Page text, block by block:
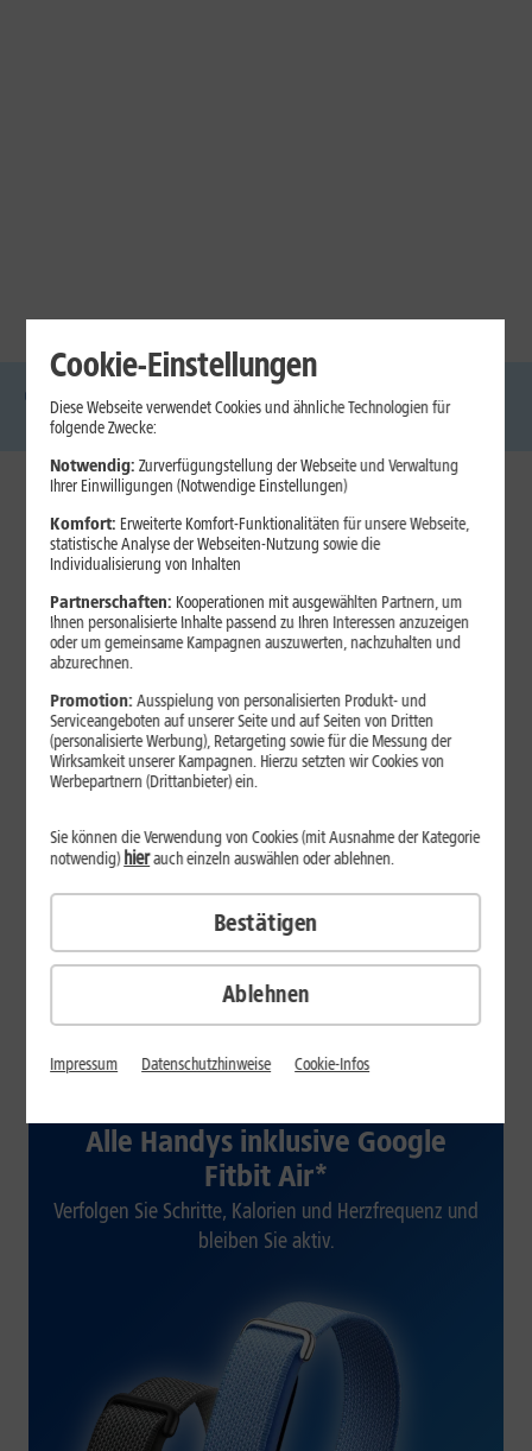
Glasfaser Internet Handys
Mobilfunk-
Laptops
1&1 Internet
Jetzt unterbrechungsfrei ins sehr gute Netz wechseln.
Ohne doppelte Kosten.*
ab 29,99
€/Monat*
Verfügbarkeit prüfen
Alle Handys inklusive Google
Fitbit Air*
Verfolgen Sie Schritte, Kalorien und Herzfrequenz und
bleiben Sie aktiv.
Cookie-Einstellungen
Diese Webseite verwendet Cookies und ähnliche Technologien für
folgende Zwecke:
Notwendig: Zurverfügungstellung der Webseite und Verwaltung
Ihrer Einwilligungen (Notwendige Einstellungen)
Komfort: Erweiterte Komfort-Funktionalitäten für unsere Webseite,
statistische Analyse der Webseiten-Nutzung sowie die
Individualisierung von Inhalten
Partnerschaften: Kooperationen mit ausgewählten Partnern, um
Ihnen personalisierte Inhalte passend zu Ihren Interessen anzuzeigen
oder um gemeinsame Kampagnen auszuwerten, nachzuhalten und
abzurechnen.
Promotion:Ausspielung von personalisierten Produkt- und
Serviceangeboten auf unserer Seite und auf Seiten von Dritten
(personalisierte Werbung), Retargeting sowie für die Messung der
Wirksamkeit unserer Kampagnen. Hierzu setzten wir Cookies von
Werbepartnern (Drittanbieter) ein.
Ablehnen
Sie können die Verwendung von Cookies (mit Ausnahme der Kategorie
notwendig)hierauch einzeln auswählen oder ablehnen.
Bestätigen
Impressum Datenschutzhinweise Cookie-Infos